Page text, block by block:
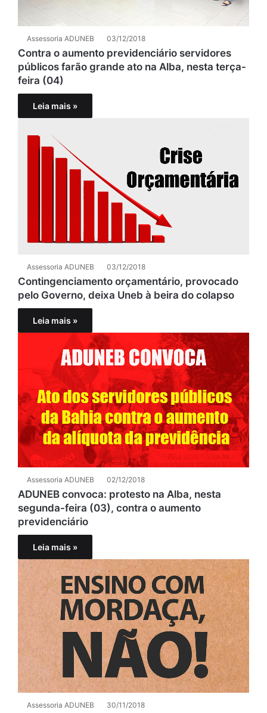
Assessoria ADUNEB 03/12/2018
Contra o aumento previdenciário servidores
públicos farão grande ato na Alba, nesta terça-
feira (04)
Leia mais »
Assessoria ADUNEB 03/12/2018
Contingenciamento orçamentário, provocado
pelo Governo, deixa Uneb à beira do colapso
Leia mais »
Assessoria ADUNEB 02/12/2018
ADUNEB convoca: protesto na Alba, nesta
segunda-feira (03), contra o aumento
previdenciário
Leia mais »
Assessoria ADUNEB 30/11/2018